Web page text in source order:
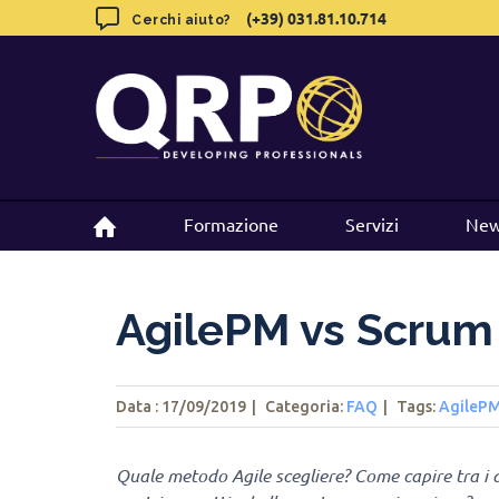
to
Cerchi aiuto? (+39) 031.81.10.714
Formazione Servizi
Cerchi aiuto? (+39) 031.81.10.714
Formazione Servizi
AgilePM vs Scrum
Data : 17/09/2019 Categoria: FAQ Tags:
Quale metodo Agile scegliere? Come capire